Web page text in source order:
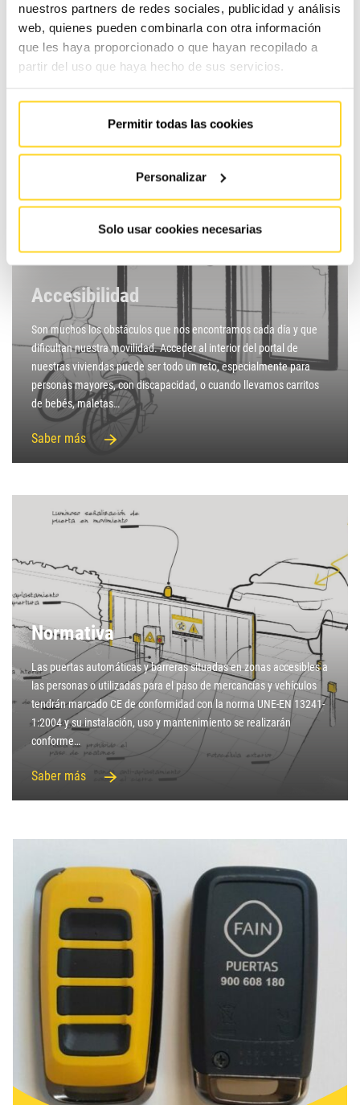
nuestros partners de redes sociales, publicidad y análisis
web, quienes pueden combinarla con otra información
que les haya proporcionado o que hayan recopilado a
partir del uso que haya hecho de sus servicios.
Permitir todas las cookies
Personalizar
Solo usar cookies necesarias
laboratorios, quirófanos y resto de instalaciones donde se
requieranunos ambientes especialmente higiénicos y herméticos.
Las puertas destinadas a este tipo desalas tienen que disponer de
hermeticidad,…
Saber más
Accesibilidad
Son muchos los obstáculos que nos encontramos cada día y que
dificultan nuestra movilidad. Acceder al interior del portal de
nuestras viviendas puede ser todo un reto, especialmente para
personas mayores, con discapacidad, o cuando llevamos carritos
de bebés, maletas…
Saber más
Normativa
Las puertas automáticas y barreras situadas en zonas accesibles a
las personas o utilizadas para el paso de mercancías y vehículos
tendrán marcado CE de conformidad con la norma UNE-EN 13241-
1:2004 y su instalación, uso y mantenimiento se realizarán
conforme…
Saber más